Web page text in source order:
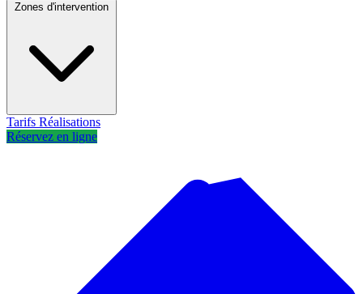
Zones d'intervention
Tarifs Réalisations
Réservez en ligne